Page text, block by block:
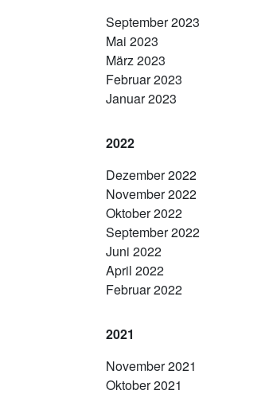
September 2023
Mai 2023
März 2023
Februar 2023
Januar 2023
2022
Dezember 2022
November 2022
Oktober 2022
September 2022
Juni 2022
April 2022
Februar 2022
2021
November 2021
Oktober 2021